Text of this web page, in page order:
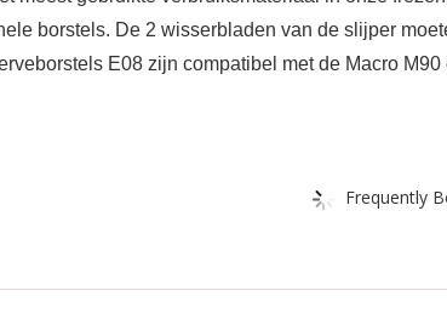
borstels. De 2 wisserbladen van de slijper
E08 zijn compatibel met de Macro
Frequently